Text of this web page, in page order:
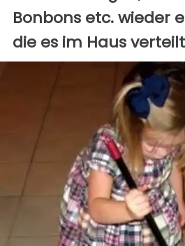
Bonbons etc. wieder
die es im Haus